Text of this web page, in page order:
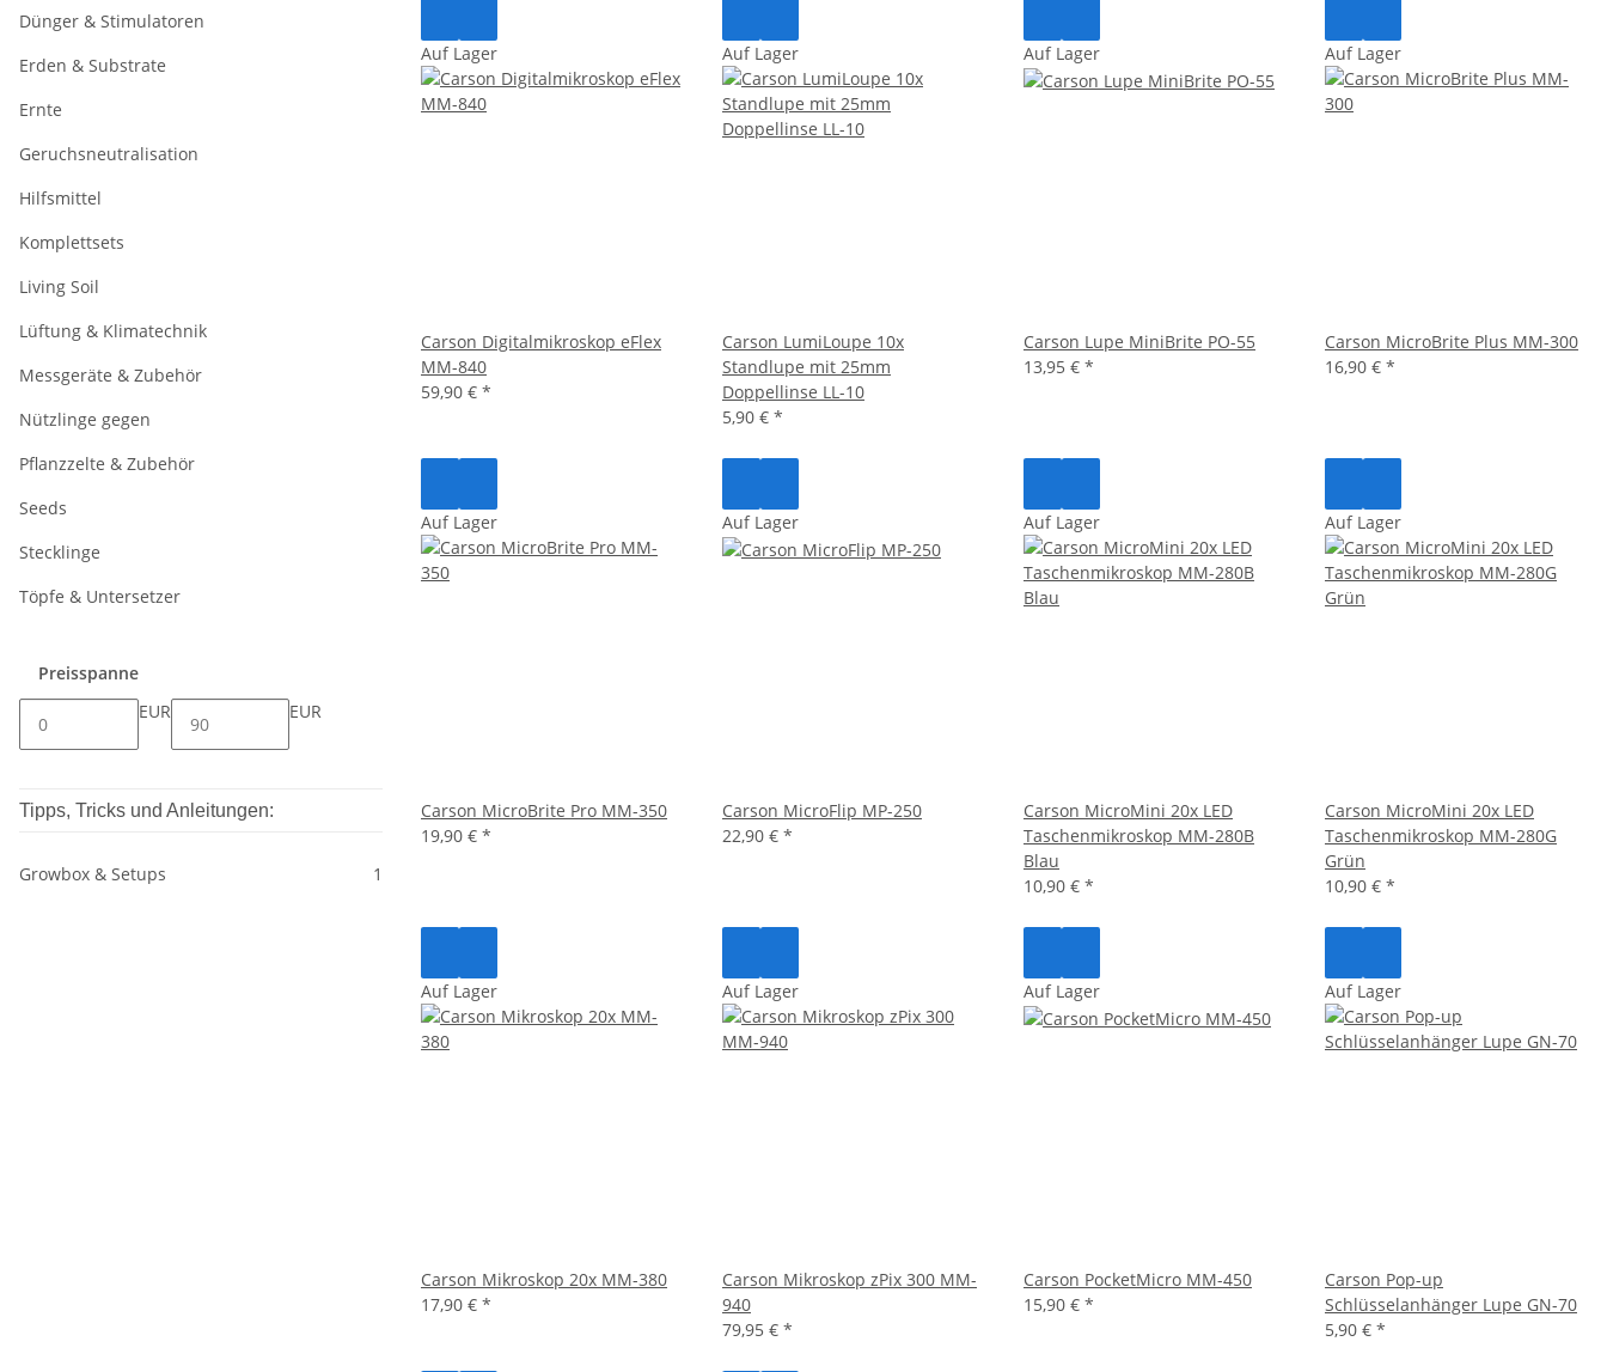
Auf Lager
Carson Digitalmikroskop eFlex
MM-840
59,90 € *
Auf Lager
Carson LumiLoupe 10x
Standlupe mit 25mm
Doppellinse LL-10
5,90 € *
Auf Lager
Carson Lupe MiniBrite PO-55
13,95 € *
Auf Lager
Carson MicroBrite Plus MM-300
16,90 € *
Auf Lager
Carson MicroBrite Pro MM-350
19,90 € *
Auf Lager
Carson MicroFlip MP-250
22,90 € *
Auf Lager
Carson MicroMini 20x LED
Taschenmikroskop MM-280B
Blau
10,90 € *
Auf Lager
Carson MicroMini 20x LED
Taschenmikroskop MM-280G
Grün
10,90 € *
Auf Lager
Carson Mikroskop 20x MM-380
17,90 € *
Auf Lager
Carson Mikroskop zPix 300 MM-
940
79,95 € *
Auf Lager
Carson PocketMicro MM-450
15,90 € *
Auf Lager
Carson Pop-up
Schlüsselanhänger Lupe GN-70
5,90 € *
Dünger & Stimulatoren
Erden & Substrate
Ernte
Geruchsneutralisation
Hilfsmittel
Komplettsets
Living Soil
Lüftung & Klimatechnik
Messgeräte & Zubehör
Nützlinge gegen
Pflanzzelte & Zubehör
Seeds
Stecklinge
Töpfe & Untersetzer
Preisspanne
EUR
EUR
Tipps, Tricks und Anleitungen:
Growbox & Setups 1